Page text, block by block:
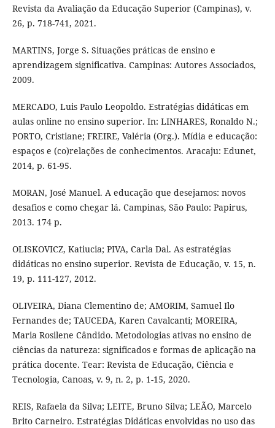
Revista da Avaliação da Educação Superior (Campinas), v.
26, p. 718-741, 2021.
MARTINS, Jorge S. Situações práticas de ensino e
aprendizagem significativa. Campinas: Autores Associados,
2009.
MERCADO, Luis Paulo Leopoldo. Estratégias didáticas em
aulas online no ensino superior. In: LINHARES, Ronaldo N.;
PORTO, Cristiane; FREIRE, Valéria (Org.). Mídia e educação:
espaços e (co)relações de conhecimentos. Aracaju: Edunet,
2014, p. 61-95.
MORAN, José Manuel. A educação que desejamos: novos
desafios e como chegar lá. Campinas, São Paulo: Papirus,
2013. 174 p.
OLISKOVICZ, Katiucia; PIVA, Carla Dal. As estratégias
didáticas no ensino superior. Revista de Educação, v. 15, n.
19, p. 111-127, 2012.
OLIVEIRA, Diana Clementino de; AMORIM, Samuel Ilo
Fernandes de; TAUCEDA, Karen Cavalcanti; MOREIRA,
Maria Rosilene Cândido. Metodologias ativas no ensino de
ciências da natureza: significados e formas de aplicação na
prática docente. Tear: Revista de Educação, Ciência e
Tecnologia, Canoas, v. 9, n. 2, p. 1-15, 2020.
REIS, Rafaela da Silva; LEITE, Bruno Silva; LEÃO, Marcelo
Brito Carneiro. Estratégias Didáticas envolvidas no uso das